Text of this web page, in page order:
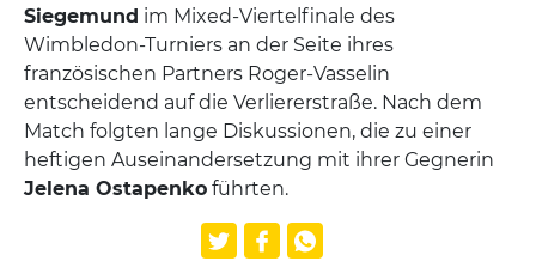
Siegemund im Mixed-Viertelfinale des
Wimbledon-Turniers an der Seite ihres
französischen Partners Roger-Vasselin
entscheidend auf die Verliererstraße. Nach dem
Match folgten lange Diskussionen, die zu einer
heftigen Auseinandersetzung mit ihrer Gegnerin
Jelena Ostapenko führten.